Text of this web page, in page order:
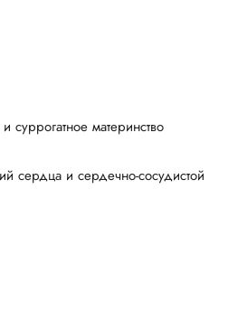
материнство
сердца и сердечно-сосудистой